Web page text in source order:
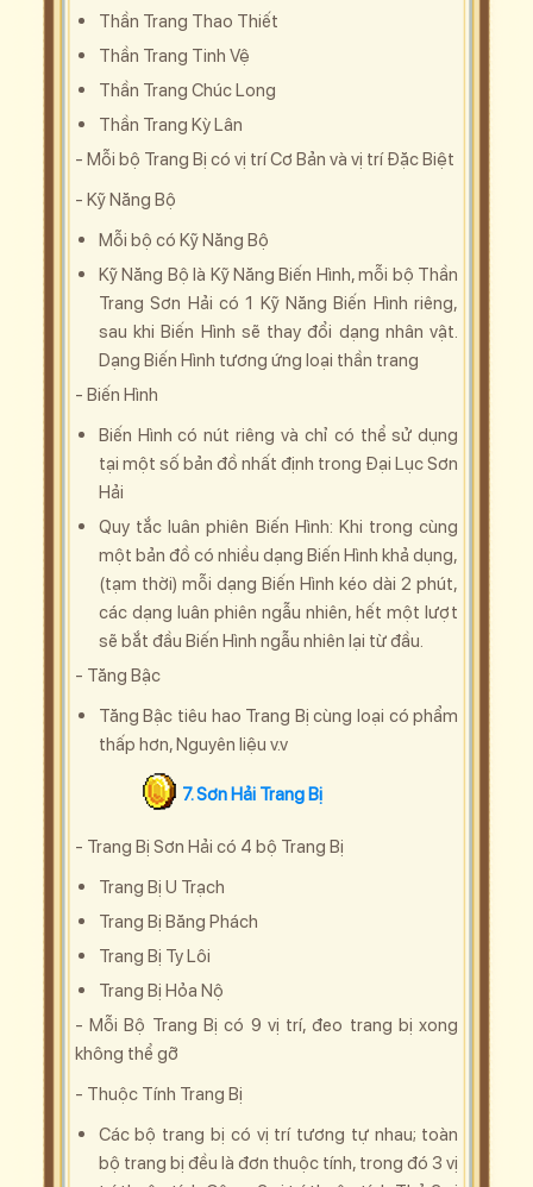
Thần Trang Thao Thiết
Thần Trang Tinh Vệ
Thần Trang Chúc Long
Thần Trang Kỳ Lân
- Mỗi bộ Trang Bị có vị trí Cơ Bản và vị trí Đặc Biệt
- Kỹ Năng Bộ
Mỗi bộ có Kỹ Năng Bộ
Kỹ Năng Bộ là Kỹ Năng Biến Hình, mỗi bộ Thần
Trang Sơn Hải có 1 Kỹ Năng Biến Hình riêng,
sau khi Biến Hình sẽ thay đổi dạng nhân vật.
Dạng Biến Hình tương ứng loại thần trang
- Biến Hình
Biến Hình có nút riêng và chỉ có thể sử dụng
tại một số bản đồ nhất định trong Đại Lục Sơn
Hải
Quy tắc luân phiên Biến Hình: Khi trong cùng
một bản đồ có nhiều dạng Biến Hình khả dụng,
(tạm thời) mỗi dạng Biến Hình kéo dài 2 phút,
các dạng luân phiên ngẫu nhiên, hết một lượt
sẽ bắt đầu Biến Hình ngẫu nhiên lại từ đầu.
- Tăng Bậc
Tăng Bậc tiêu hao Trang Bị cùng loại có phẩm
thấp hơn, Nguyên liệu v.v
7. Sơn Hải Trang Bị
- Trang Bị Sơn Hải có 4 bộ Trang Bị
Trang Bị U Trạch
Trang Bị Băng Phách
Trang Bị Ty Lôi
Trang Bị Hỏa Nộ
- Mỗi Bộ Trang Bị có 9 vị trí, đeo trang bị xong
không thể gỡ
- Thuộc Tính Trang Bị
Các bộ trang bị có vị trí tương tự nhau; toàn
bộ trang bị đều là đơn thuộc tính, trong đó 3 vị